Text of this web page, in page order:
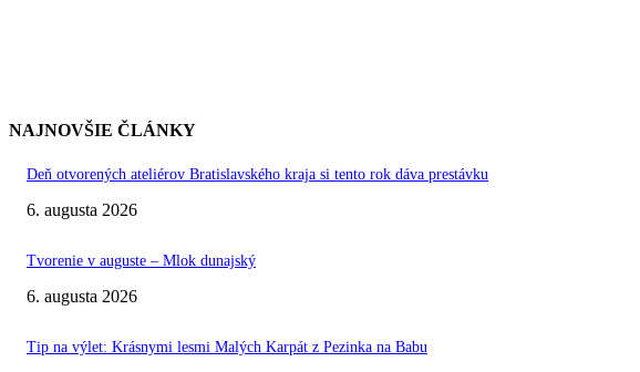
NAJNOVŠIE ČLÁNKY
Deň otvorených ateliérov Bratislavského kraja si tento rok dáva prestávku
6. augusta 2026
Tvorenie v auguste – Mlok dunajský
6. augusta 2026
Tip na výlet: Krásnymi lesmi Malých Karpát z Pezinka na Babu